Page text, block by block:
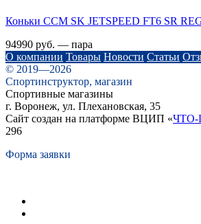
Коньки CСM SK JETSPEED FT6 SR
94990 руб. — пара
О компании Товары Новости Статьи
© 2019—2026
Спортинструктор, магазин
Спортивные магазины
г. Воронеж, ул. Плехановская, 35
Сайт создан на платформе ВЦИП «
296
Форма заявки